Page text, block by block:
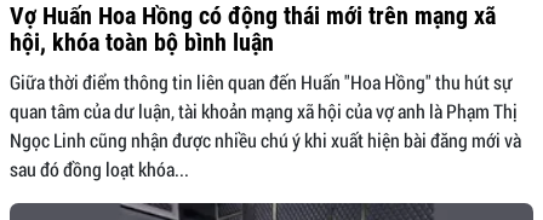
Vợ Huấn Hoa Hồng có động thái mới trên mạng xã
hội, khóa toàn bộ bình luận
Giữa thời điểm thông tin liên quan đến Huấn "Hoa Hồng" thu hút sự
quan tâm của dư luận, tài khoản mạng xã hội của vợ anh là Phạm Thị
Ngọc Linh cũng nhận được nhiều chú ý khi xuất hiện bài đăng mới và
sau đó đồng loạt khóa...